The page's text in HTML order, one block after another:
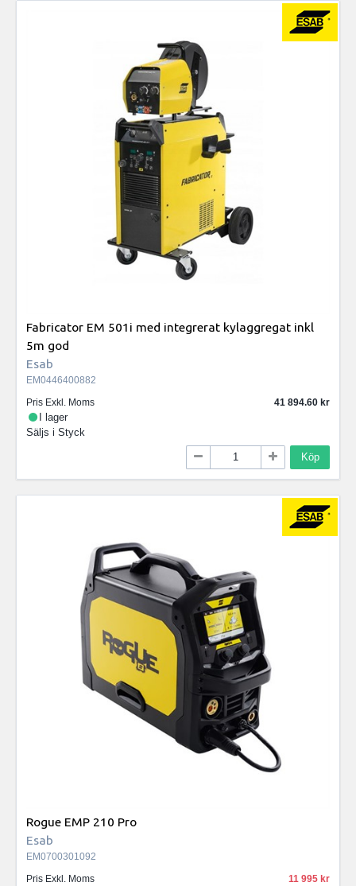
Fabricator EM 501i med integrerat kylaggregat inkl
5m god
Esab
EM0446400882
Pris Exkl. Moms
41 894.60
I lager
Säljs i Styck
Köp
Rogue EMP 210 Pro
Esab
EM0700301092
Pris Exkl. Moms
11 995